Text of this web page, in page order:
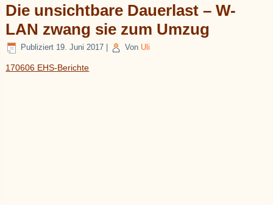
Die unsichtbare Dauerlast – W-
LAN zwang sie zum Umzug
Publiziert 19. Juni 2017 Von Uli
170606 EHS-Berichte